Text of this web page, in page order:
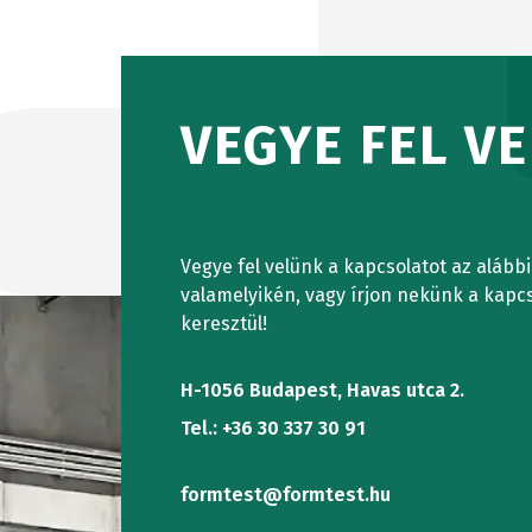
VEGYE FEL
Vegye fel velünk a kapcsolatot az
valamelyikén, vagy írjon nekünk a
keresztül!
H-1056 Budapest, Havas utca 2.
Tel.: +36 30 337 30 91
formtest@formtest.hu